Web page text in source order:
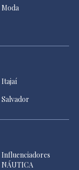
Moda
Itajaí
Salvador
Influenciadores
NÁUTICA